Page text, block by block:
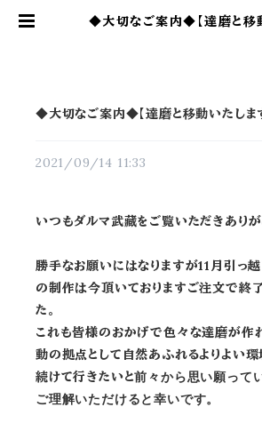
◆大切なご案内◆【達磨と移
◆大切なご案内◆【達磨と移動いたしま
2021/09/14 11:33
いつもダルマ武藏をご覧いただきありが
勝手なお願いにはなりますが11月引っ
の制作は今頂いておりますご注文で終
た。
これも皆様のおかげで色々な達磨が作
動の拠点として 自然あふれるよりよい
続けて行きたいと前々から思い願って
ご理解いただけると幸いです。